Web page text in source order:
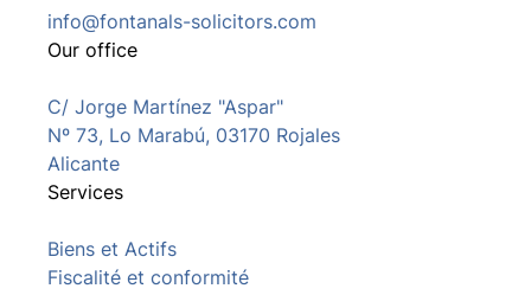
info@fontanals-solicitors.com
Our office
C/ Jorge Martínez "Aspar"
Nº 73, Lo Marabú, 03170 Rojales
Alicante
Services
Biens et Actifs
Fiscalité et conformité